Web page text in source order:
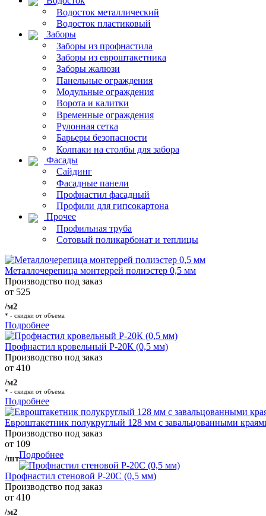
Водосток металлический
Водосток пластиковый
Заборы
Заборы из профнастила
Заборы из евроштакетника
Заборы жалюзи
Панельные ограждения
Модульные ограждения
Ворота и калитки
Временные ограждения
Рулонная сетка
Барьеры безопасности
Колпаки на столбы для забора
Фасады
Сайдинг
Фасадные панели
Профнастил фасадный
Профили для гипсокартона
Прочее
Профильная труба
Сотовый поликарбонат и теплицы
Металлочерепица монтеррей полиэстер 0,5 мм
Производство под заказ
от 525
/м2
* - скидки от объема
Подробнее
Профнастил кровельный Р-20К (0,5 мм)
Производство под заказ
от 410
/м2
* - скидки от объема
Подробнее
Евроштакетник полукруглый 128 мм с завальцованными
Производство под заказ
от 109
/штПодробнее
Профнастил стеновой Р-20С (0,5 мм)
Производство под заказ
от 410
/м2